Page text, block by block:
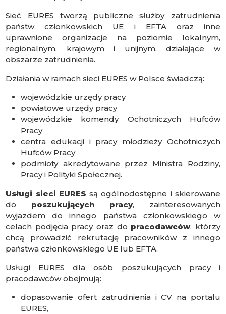
Sieć EURES tworzą publiczne służby zatrudnienia
państw członkowskich UE i EFTA oraz inne
uprawnione organizacje na poziomie lokalnym,
regionalnym, krajowym i unijnym, działające w
obszarze zatrudnienia.
Działania w ramach sieci EURES w Polsce świadczą:
wojewódzkie urzędy pracy
powiatowe urzędy pracy
wojewódzkie komendy Ochotniczych Hufców
Pracy
centra edukacji i pracy młodzieży Ochotniczych
Hufców Pracy
podmioty akredytowane przez Ministra Rodziny,
Pracy i Polityki Społecznej.
Usługi sieci EURES są ogólnodostępne i skierowane
do poszukujących pracy, zainteresowanych
wyjazdem do innego państwa członkowskiego w
celach podjęcia pracy oraz do pracodawców, którzy
chcą prowadzić rekrutację pracowników z innego
państwa członkowskiego UE lub EFTA.
Usługi EURES dla osób poszukujących pracy i
pracodawców obejmują:
dopasowanie ofert zatrudnienia i CV na portalu
EURES,